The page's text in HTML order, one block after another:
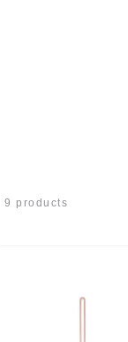
9 products